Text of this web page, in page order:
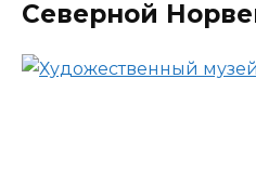
Северной